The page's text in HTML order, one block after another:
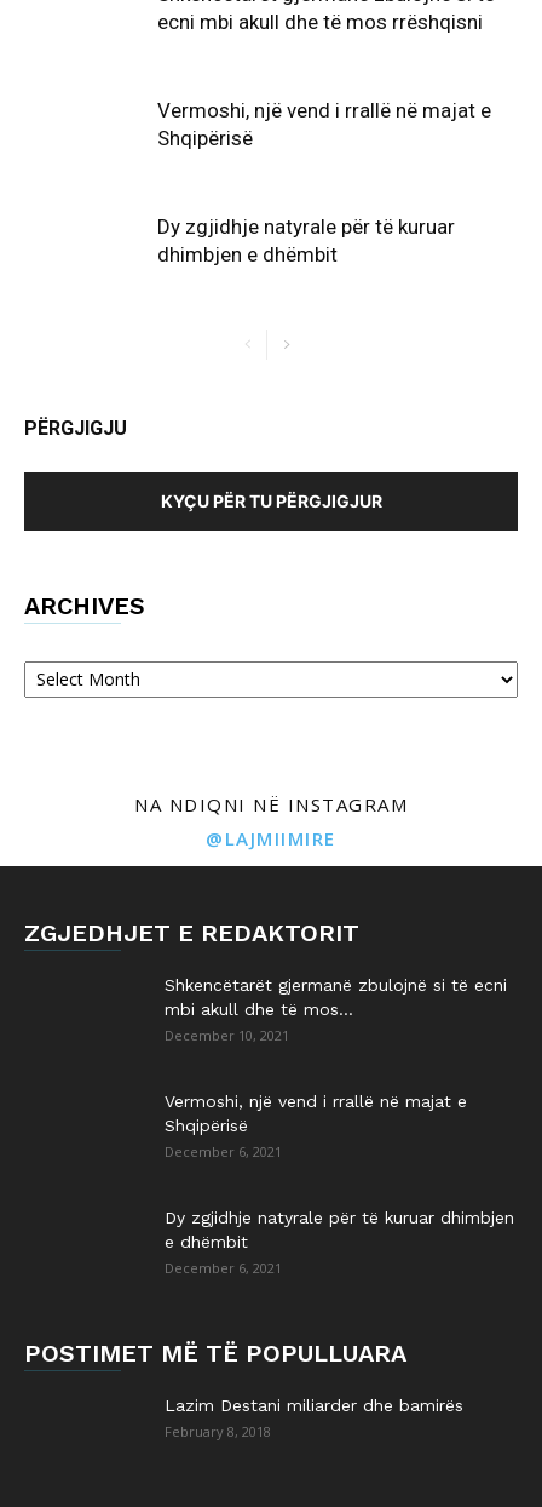
ecni mbi akull dhe të mos rrëshqisni
Vermoshi, një vend i rrallë në majat e
Shqipërisë
Dy zgjidhje natyrale për të kuruar
dhimbjen e dhëmbit
PËRGJIGJU
KYÇU PËR TU PËRGJIGJUR
ARCHIVES
Archives
NA NDIQNI NË INSTAGRAM
@LAJMIIMIRE
ZGJEDHJET E REDAKTORIT
Shkencëtarët gjermanë zbulojnë si të ecni
mbi akull dhe të mos...
December 10, 2021
Vermoshi, një vend i rrallë në majat e
Shqipërisë
December 6, 2021
Dy zgjidhje natyrale për të kuruar dhimbjen
e dhëmbit
December 6, 2021
POSTIMET MË TË POPULLUARA
Lazim Destani miliarder dhe bamirës
February 8, 2018